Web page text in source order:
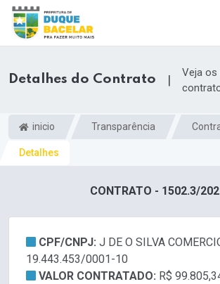
Detalhes do Contrato |
Veja os
inicio Transparência
Detalhes
CONTRATO - 1502.3/
CPF/CNPJ: J DE O SILVA
19.443.453/0001-10
VALOR CONTRATADO: R$